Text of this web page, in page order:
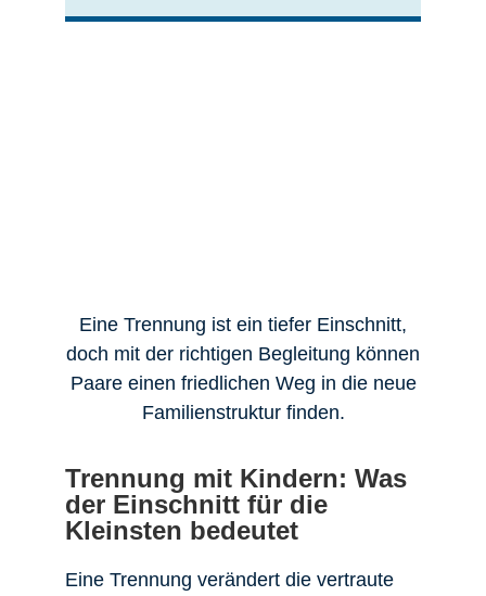
Eine Trennung ist ein tiefer Einschnitt,
doch mit der richtigen Begleitung können
Paare einen friedlichen Weg in die neue
Familienstruktur finden.
Trennung mit Kindern: Was
der Einschnitt für die
Kleinsten bedeutet
Eine Trennung verändert die vertraute